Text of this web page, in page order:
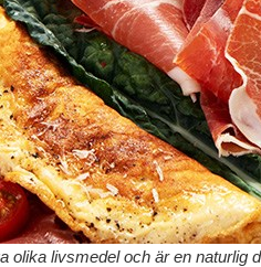
olika livsmedel och är en naturlig